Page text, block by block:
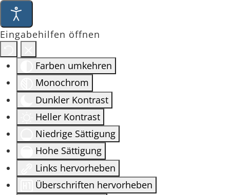
Eingabehilfen öffnen
Farben umkehren
Monochrom
Dunkler Kontrast
Heller Kontrast
Niedrige Sättigung
Hohe Sättigung
Links hervorheben
Überschriften hervorheben